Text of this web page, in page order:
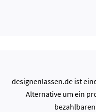
designenlassen.de ist
Alternative um ein